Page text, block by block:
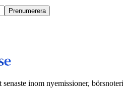
Prenumerera
inom nyemissioner,